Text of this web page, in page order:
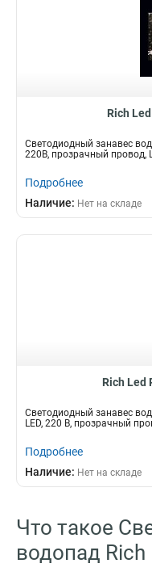
Rich
Светодиодный занавес
220В, прозрачный провод,
Подробнее
Наличие: Нет на складе
Rich Led
Светодиодный занавес
LED, 220 В, прозрачный
Подробнее
Наличие: Нет на складе
Что такое
водопад Rich